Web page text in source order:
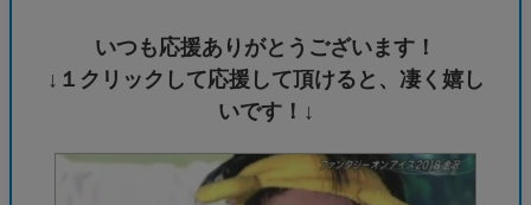
いつも応援ありがとうございます！
↓１クリックして応援して頂けると、凄く嬉し
いです！↓